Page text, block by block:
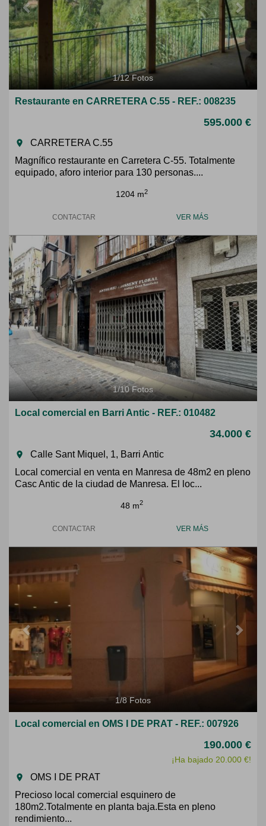
1/12Fotos
Restaurante en CARRETERA C.55 - REF.: 008235
595.000 €
room
CARRETERA C.55
Magnífico restaurante en Carretera C-55. Totalmente
equipado, aforo interior para 130 personas....
1204 m2
CONTACTAR VER MÁS
Previous Next
1/10Fotos
Local comercial en Barri Antic - REF.: 010482
34.000 €
room
Calle Sant Miquel, 1, Barri Antic
Local comercial en venta en Manresa de 48m2 en pleno
Casc Antic de la ciudad de Manresa. El loc...
48 m2
CONTACTAR VER MÁS
Next
1/8Fotos
Local comercial en OMS I DE PRAT - REF.: 007926
190.000 €
¡Ha bajado 20.000 €!
room
OMS I DE PRAT
Precioso local comercial esquinero de
180m2.Totalmente en planta baja.Esta en pleno
rendimiento...